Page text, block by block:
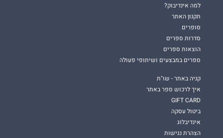
למה אינדיבוק?
תקנון האתר
סופרים
סדרות ספרים
הוצאות ספרים
ספרים במבצעים ושיתופי פעולה
קניה באתר - שו"ת
איך לרכוש ספר באתר
GIFT CARD
ביטול עסקה
אינדיבלוג
הצהרת נגישות